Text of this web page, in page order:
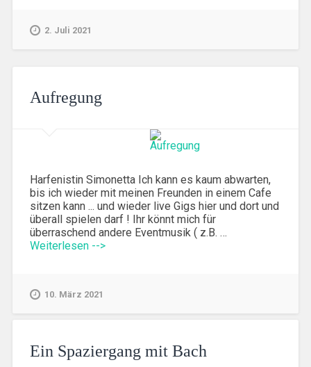
2. Juli 2021
Aufregung
Harfenistin Simonetta Ich kann es kaum abwarten,
bis ich wieder mit meinen Freunden in einem Cafe
sitzen kann ... und wieder live Gigs hier und dort und
überall spielen darf ! Ihr könnt mich für
überraschend andere Eventmusik ( z.B. …
Weiterlesen -->
10. März 2021
Ein Spaziergang mit Bach